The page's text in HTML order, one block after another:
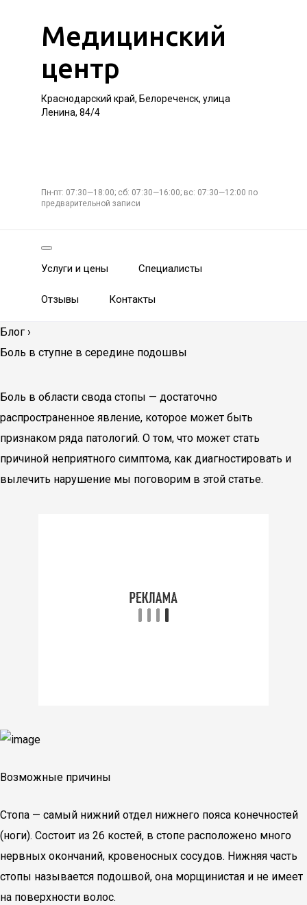
Медицинский
центр
Краснодарский край, Белореченск, улица
Ленина, 84/4
Пн-пт: 07:30—18:00; сб: 07:30—16:00; вс: 07:30—12:00 по
предварительной записи
Услуги и цены Специалисты
Отзывы Контакты
Блог ›
Боль в ступне в середине подошвы
Боль в области свода стопы — достаточно
распространенное явление, которое может быть
признаком ряда патологий. О том, что может стать
причиной неприятного симптома, как диагностировать и
вылечить нарушение мы поговорим в этой статье.
Возможные причины
Стопа — самый нижний отдел нижнего пояса конечностей
(ноги). Состоит из 26 костей, в стопе расположено много
нервных окончаний, кровеносных сосудов. Нижняя часть
стопы называется подошвой, она морщинистая и не имеет
на поверхности волос.